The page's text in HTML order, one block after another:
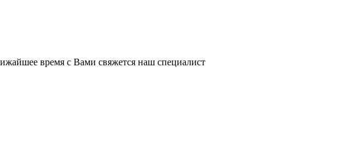
время с Вами свяжется наш специалист